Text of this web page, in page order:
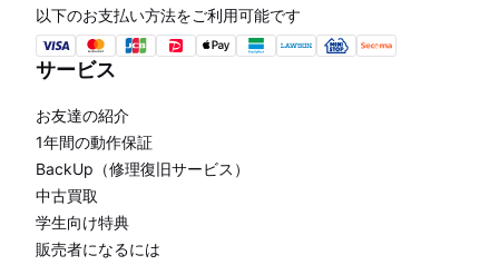
以下のお支払い方法をご利用可能です
サービス
お友達の紹介
1年間の動作保証
BackUp（修理復旧サービス）
中古買取
学生向け特典
販売者になるには